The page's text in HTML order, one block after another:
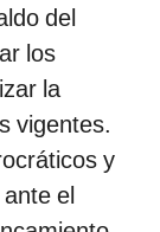
del
los
la
vigentes.
y
el